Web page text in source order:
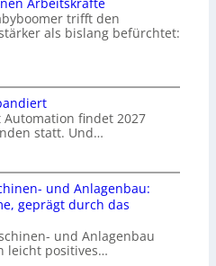
trifft den
als bislang befürchtet:
Automation findet 2027
statt. Und…
und Anlagenbau:
geprägt durch das
und Anlagenbau
leicht positives…